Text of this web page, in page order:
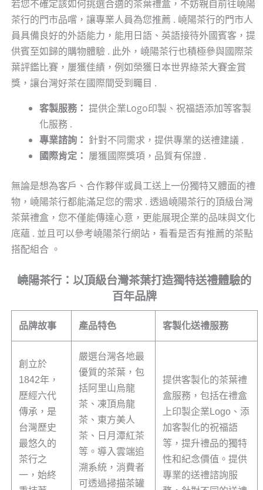
若您不確定該如何挑選合適的茶葉禮盒，不妨親自前往嶢陽
茶行的門市品嚐，讓專業人員為您推薦 . 嶢陽茶行的門市人
員具備良好的外語能力，能用日語、英語接待外國賓客，提
供賓至如歸的購物體驗 . 此外，嶢陽茶行也積極參與國際茶
葉評鑑比賽，屢獲佳績，例如榮獲日本世界綠茶大賽金賞
獎，讓台灣好茶在國際間受到矚目 .
客製服務： 提供企業Logo印製、祝福語添加等客製
化服務 .
專業諮詢： 針對不同需求，提供專業的送禮建議 .
國際肯定： 屢獲國際獎項，品質有保證 .
無論是想為客戶、合作夥伴或員工送上一份獨特又體面的禮
物，嶢陽茶行都能滿足您的需求 . 透過嶢陽茶行的頂級台灣
茶葉禮盒，您不僅能傳達心意，更能展現企業的品味與文化
底蘊 . 並且可以參考嶢陽茶行網站，看看是否有推薦的茶點
搭配組合 。
嶢陽茶行：以頂級台灣茶葉打造獨特送禮體驗的
百年品牌
品牌故事 產品特色 客製化送禮服務
創立於
1842年，
歷經六代
傳承，是
台灣歷史
最悠久的
茶行之
一，始終
嚴選台灣各地最
優質的茶葉，包
括阿里山烏龍
茶、凍頂烏龍
茶、東方美人
茶、日月潭紅茶
等。導入雲端追
溯系統，消費者
可透過掃描茶罐
提供客製化的茶葉禮
盒服務，包括在禮盒
上印製企業Logo、添
加客製化的祝福語
等，提升禮品的獨特
性和紀念價值。提供
專業的送禮諮詢服